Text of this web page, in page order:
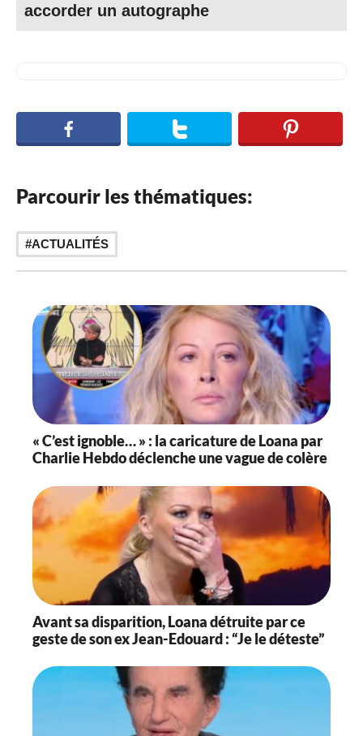
accorder un autographe
Parcourir les thématiques:
ACTUALITÉS
« C’est ignoble… » : la caricature de Loana par
Charlie Hebdo déclenche une vague de colère
Avant sa disparition, Loana détruite par ce
geste de son ex Jean-Edouard : “Je le déteste”